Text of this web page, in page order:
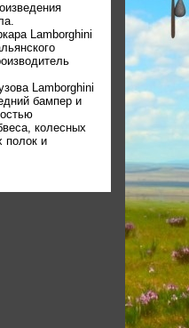
Lamborghini
Lamborghini
бампер и
колесных
полок и